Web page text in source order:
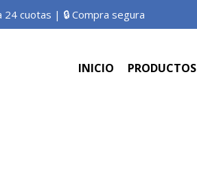
cuotas | 🔒 Compra segura
INICIO PRODUCTOS